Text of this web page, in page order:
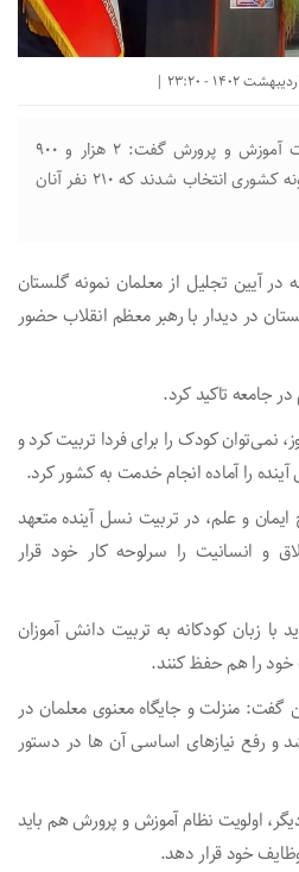
معاون حقوقی و پارلمانی وزارت آموزش و پرورش گفت: ۲ هزار و ۹۰۰
معلم در استان‌ها به عنوان نمونه کشوری انتخاب شدند که ۲۱۰ نفر آنان
آیین تجلیل از معلمان نمونه گلستان
گلستان در دیدار با رهبر معظم انقلاب حضور
جامعه تاکید کرد.
نمی‌توان کودک را برای فردا تربیت کرد و
را آماده انجام خدمت به کشور کرد.
و علم، در تربیت نسل آینده متعهد
و انسانیت را سرلوحه کار خود قرار
با زبان کودکانه به تربیت دانش آموزان
خود را هم حفظ کنند.
گفت: منزلت و جایگاه معنوی معلمان در
و رفع نیازهای اساسی آن ها در دستور
اولویت نظام آموزش و پرورش هم باید
خود قرار دهد.